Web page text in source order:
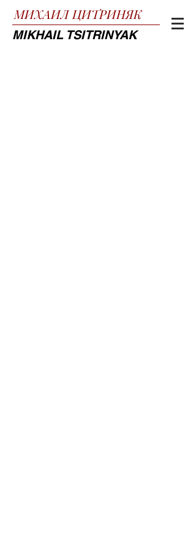
МИХАИЛ ЦИТРИНЯК
MIKHAIL TSITRINYAK